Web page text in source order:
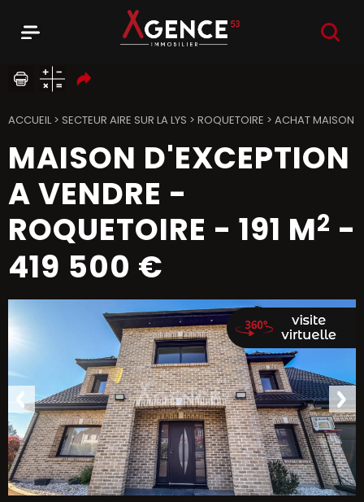
ACCUEIL> SECTEUR AIRE SUR LA LYS > ROQUETOIRE > ACHAT MAISON
MAISON D'EXCEPTION
A VENDRE -
ROQUETOIRE - 191 M2 -
419 500 €